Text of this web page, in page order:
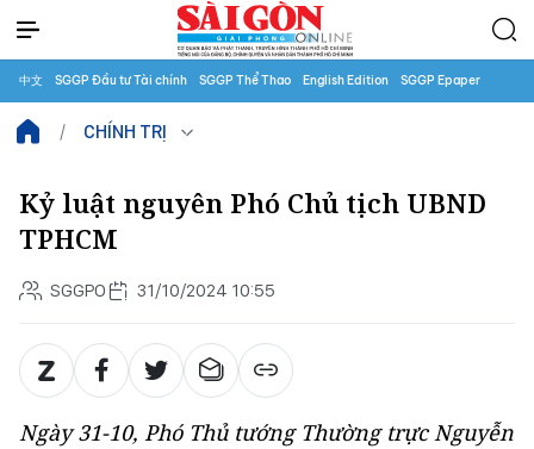
中文 SGGP Đầu tư Tài chính SGGP Thể Thao English Edition SGGP Epaper
CHÍNH TRỊ
Kỷ luật nguyên Phó Chủ tịch UBND
TPHCM
SGGPO 31/10/2024 10:55
Ngày 31-10, Phó Thủ tướng Thường trực Nguyễn